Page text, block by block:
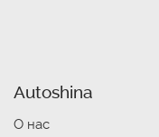
Autoshina
О нас